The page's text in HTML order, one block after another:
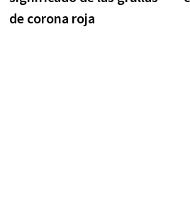
entradas
de corona roja